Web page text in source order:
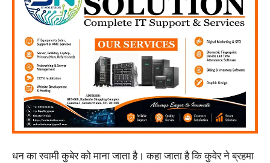
धन का स्वामी कुबेर को माना जाता है। कहा जाता है कि कुवेर ने ब्रहमा